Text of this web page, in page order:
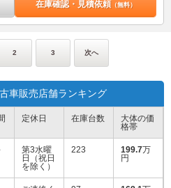
在庫確認・見積依頼（無料）
2 3 次へ
車販売店舗ランキング
定休日 在庫台数
大体の価
格帯
第3水曜
日（祝日
を除く）
223 199.7万
円